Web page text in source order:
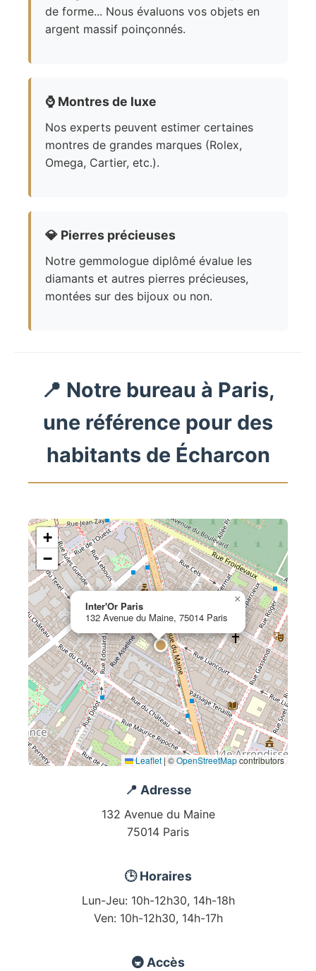
de forme... Nous évaluons vos objets en
argent massif poinçonnés.
⌚ Montres de luxe
Nos experts peuvent estimer certaines
montres de grandes marques (Rolex,
Omega, Cartier, etc.).
💎 Pierres précieuses
Notre gemmologue diplômé évalue les
diamants et autres pierres précieuses,
montées sur des bijoux ou non.
📍 Notre bureau à Paris,
une référence pour des
habitants de Écharcon
Inter'Or Paris
132 Avenue du Maine, 75014 Paris
×
+
−
Leaflet | ©OpenStreetMapcontributors
📍 Adresse
132 Avenue du Maine
75014 Paris
🕒 Horaires
Lun-Jeu: 10h-12h30, 14h-18h
Ven: 10h-12h30, 14h-17h
🚇 Accès